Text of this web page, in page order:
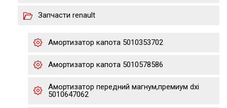
Запчасти renault
Амортизатор капота 5010353702
Амортизатор капота 5010578586
Амортизатор передний магнум,премиум dxi
5010647062